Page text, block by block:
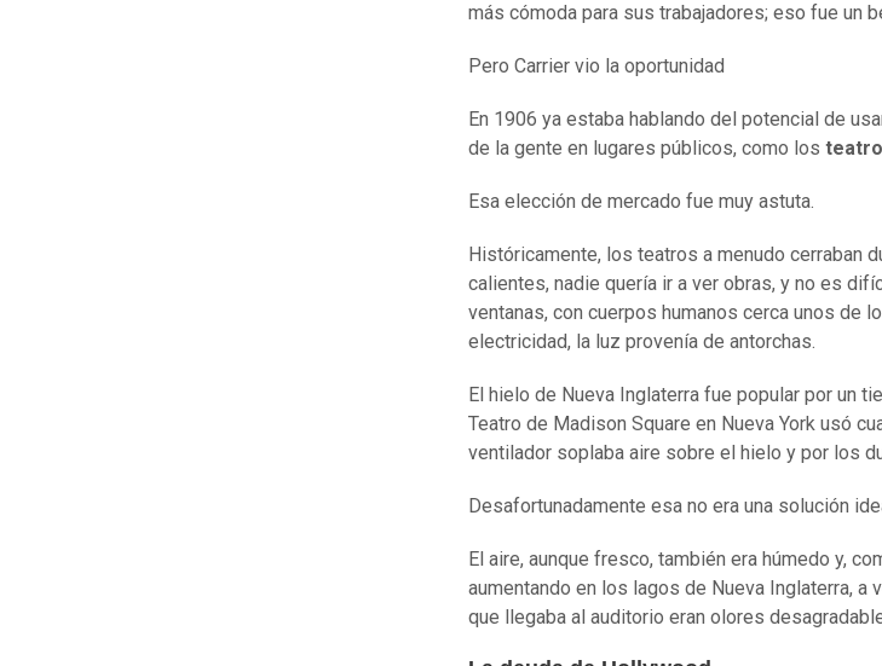
más cómoda para sus trabajadores; eso fue un
Pero Carrier vio la oportunidad
En 1906 ya estaba hablando del potencial de
de la gente en lugares públicos, como los
Esa elección de mercado fue muy astuta.
Históricamente, los teatros a menudo cerraban
calientes, nadie quería ir a ver obras, y no es
ventanas, con cuerpos humanos cerca unos de
electricidad, la luz provenía de antorchas.
El hielo de Nueva Inglaterra fue popular por un
Teatro de Madison Square en Nueva York usó
ventilador soplaba aire sobre el hielo y por los
Desafortunadamente esa no era una solución
El aire, aunque fresco, también era húmedo y,
aumentando en los lagos de Nueva Inglaterra, a
que llegaba al auditorio eran olores